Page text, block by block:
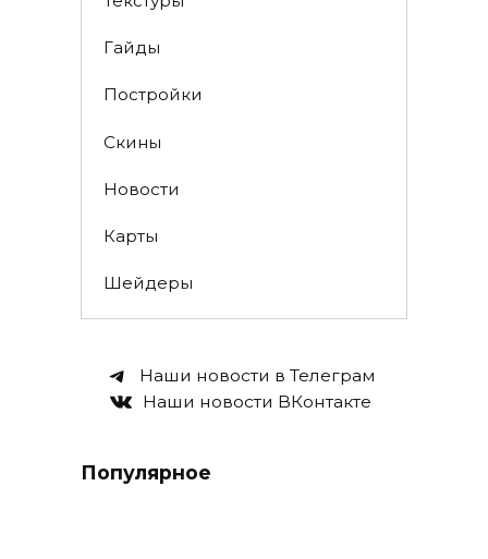
Гайды
Постройки
Скины
Новости
Карты
Шейдеры
Наши новости в Телеграм
Наши новости ВКонтакте
Популярное